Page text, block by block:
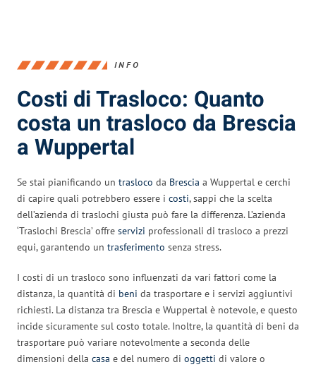
INFO
Costi di Trasloco: Quanto
costa un trasloco da Brescia
a Wuppertal
Se stai pianificando un trasloco da Brescia a Wuppertal e cerchi
di capire quali potrebbero essere i costi, sappi che la scelta
dell’azienda di traslochi giusta può fare la differenza. L’azienda
‘Traslochi Brescia’ offre servizi professionali di trasloco a prezzi
equi, garantendo un trasferimento senza stress.
I costi di un trasloco sono influenzati da vari fattori come la
distanza, la quantità di beni da trasportare e i servizi aggiuntivi
richiesti. La distanza tra Brescia e Wuppertal è notevole, e questo
incide sicuramente sul costo totale. Inoltre, la quantità di beni da
trasportare può variare notevolmente a seconda delle
dimensioni della casa e del numero di oggetti di valore o